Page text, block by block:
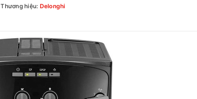
Thương hiệu: Delonghi